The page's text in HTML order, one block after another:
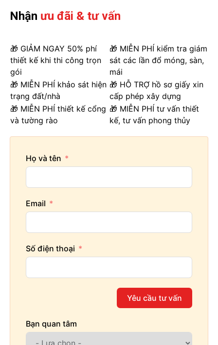
Nhận ưu đãi & tư vấn
🎁 GIẢM NGAY 50% phí
thiết kế khi thi công trọn
gói
🎁 MIỄN PHÍ kiểm tra giám
sát các lần đổ móng, sàn,
mái
🎁 MIỄN PHÍ khảo sát hiện
trạng đất/nhà
🎁 HỖ TRỢ hồ sơ giấy xin
cấp phép xây dựng
🎁 MIỄN PHÍ thiết kế cổng
và tường rào
🎁 MIỄN PHÍ tư vấn thiết
kế, tư vấn phong thủy
Họ và tên
Email
Số điện thoại
Yêu cầu tư vấn
Bạn quan tâm